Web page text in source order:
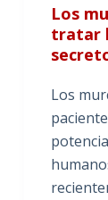
Los
tratar
Los